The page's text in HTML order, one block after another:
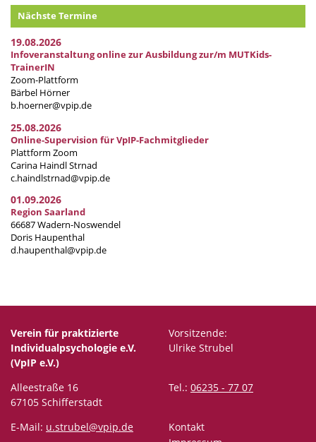
Nächste Termine
19.08.2026
Infoveranstaltung online zur Ausbildung zur/m MUTKids-
TrainerIN
Zoom-Plattform
Bärbel Hörner
b.hoerner@vpip.de
25.08.2026
Online-Supervision für VpIP-Fachmitglieder
Plattform Zoom
Carina Haindl Strnad
c.haindlstrnad@vpip.de
01.09.2026
Region Saarland
66687 Wadern-Noswendel
Doris Haupenthal
d.haupenthal@vpip.de
Verein für praktizierte
Individualpsychologie e.V.
(VpIP e.V.)
Vorsitzende:
Ulrike Strubel
Alleestraße 16
67105 Schifferstadt
Tel.: 06235 - 77 07
E-Mail: u.strubel@vpip.de
Kontakt